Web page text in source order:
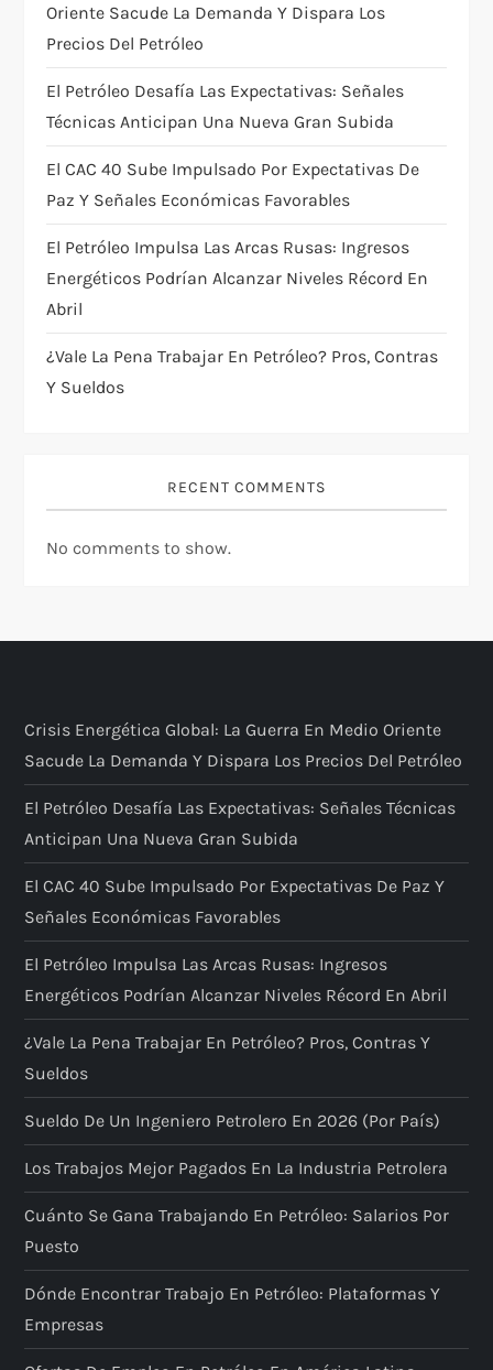
a
t
i
o
n
Oriente Sacude La Demanda Y Dispara Los
Precios Del Petróleo
El Petróleo Desafía Las Expectativas: Señales
Técnicas Anticipan Una Nueva Gran Subida
El CAC 40 Sube Impulsado Por Expectativas De
Paz Y Señales Económicas Favorables
El Petróleo Impulsa Las Arcas Rusas: Ingresos
Energéticos Podrían Alcanzar Niveles Récord En
Abril
¿Vale La Pena Trabajar En Petróleo? Pros, Contras
Y Sueldos
RECENT COMMENTS
No comments to show.
Crisis Energética Global: La Guerra En Medio Oriente
Sacude La Demanda Y Dispara Los Precios Del Petróleo
El Petróleo Desafía Las Expectativas: Señales Técnicas
Anticipan Una Nueva Gran Subida
El CAC 40 Sube Impulsado Por Expectativas De Paz Y
Señales Económicas Favorables
El Petróleo Impulsa Las Arcas Rusas: Ingresos
Energéticos Podrían Alcanzar Niveles Récord En Abril
¿Vale La Pena Trabajar En Petróleo? Pros, Contras Y
Sueldos
Sueldo De Un Ingeniero Petrolero En 2026 (por País)
Los Trabajos Mejor Pagados En La Industria Petrolera
Cuánto Se Gana Trabajando En Petróleo: Salarios Por
Puesto
Dónde Encontrar Trabajo En Petróleo: Plataformas Y
Empresas